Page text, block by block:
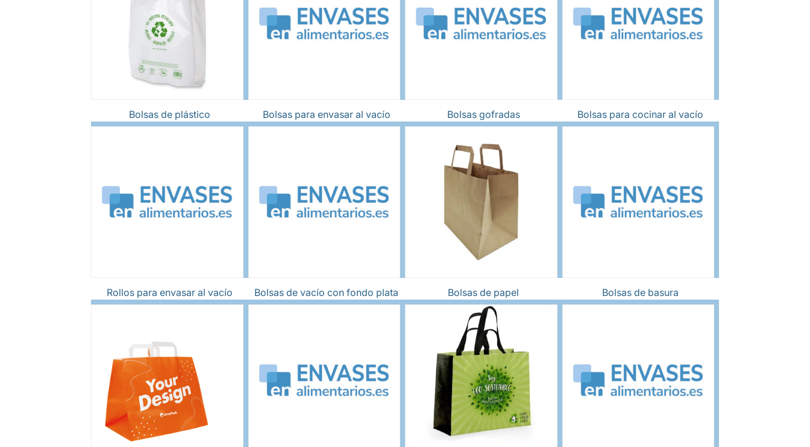
Bolsas de plástico Bolsas para envasar al vacío Bolsas gofradas Bolsas para cocinar al vacío
Rollos para envasar al vacío Bolsas de vacío con fondo plata Bolsas de papel Bolsas de basura